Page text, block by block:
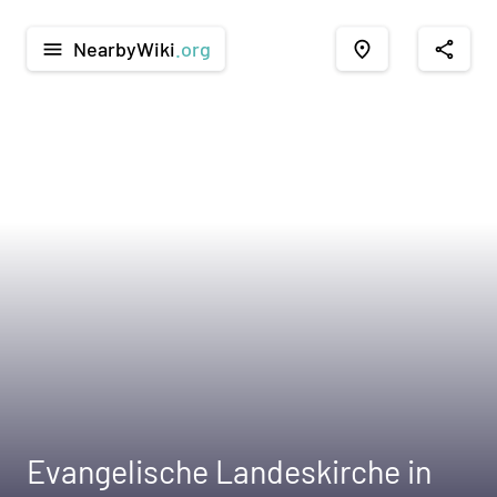
menu NearbyWiki .org place share
Evangelische Landeskirche in